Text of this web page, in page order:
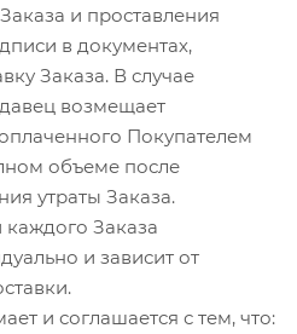
и проставления
в документах,
Заказа. В случае
возмещает
Покупателем
объеме после
утраты Заказа.
каждого Заказа
и зависит от
и соглашается с тем, что: